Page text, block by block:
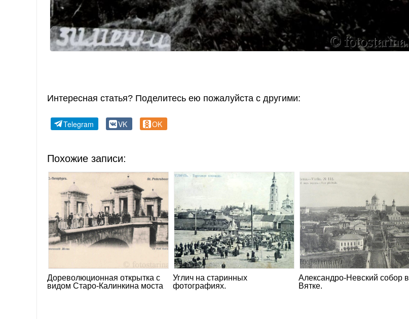
Интересная статья? Поделитесь ею пожалуйста с другими:
Telegram VK OK
Похожие записи:
Дореволюционная открытка с
видом Старо-Калинкина моста
Углич на старинных
фотографиях.
Александро-Невский собор в
Вятке.